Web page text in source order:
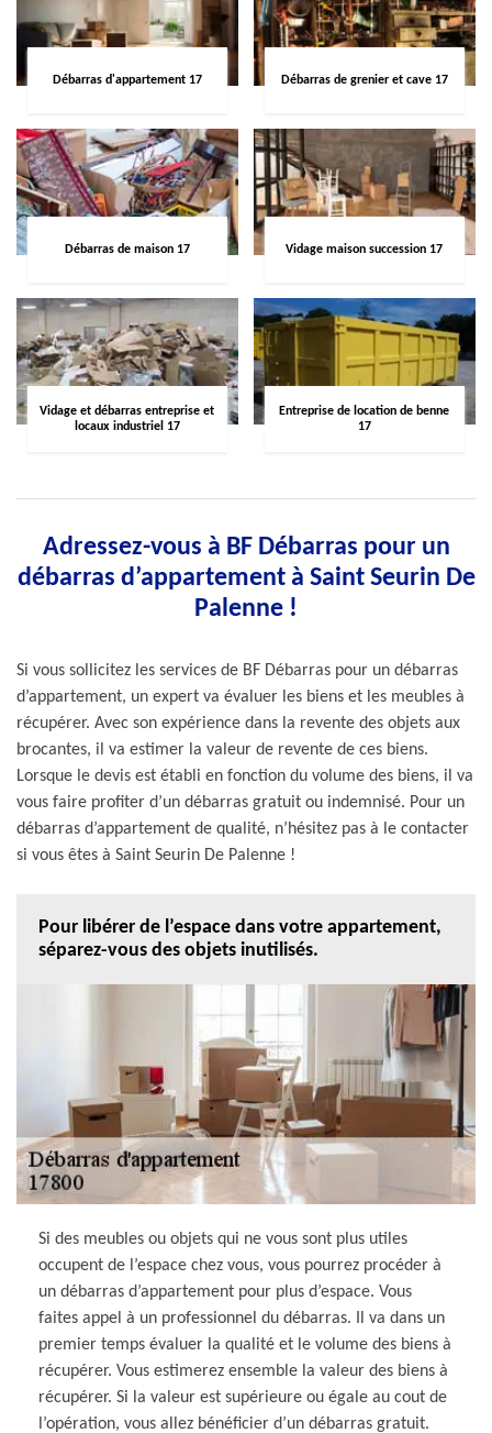
Débarras d'appartement 17 Débarras de grenier et cave 17
Débarras de maison 17 Vidage maison succession 17
Vidage et débarras entreprise et
locaux industriel 17
Entreprise de location de benne
17
Adressez-vous à BF Débarras pour un
débarras d’appartement à Saint Seurin De
Palenne !
Si vous sollicitez les services de BF Débarras pour un débarras
d’appartement, un expert va évaluer les biens et les meubles à
récupérer. Avec son expérience dans la revente des objets aux
brocantes, il va estimer la valeur de revente de ces biens.
Lorsque le devis est établi en fonction du volume des biens, il va
vous faire profiter d’un débarras gratuit ou indemnisé. Pour un
débarras d’appartement de qualité, n’hésitez pas à le contacter
si vous êtes à Saint Seurin De Palenne !
Pour libérer de l’espace dans votre appartement,
séparez-vous des objets inutilisés.
Si des meubles ou objets qui ne vous sont plus utiles
occupent de l’espace chez vous, vous pourrez procéder à
un débarras d’appartement pour plus d’espace. Vous
faites appel à un professionnel du débarras. Il va dans un
premier temps évaluer la qualité et le volume des biens à
récupérer. Vous estimerez ensemble la valeur des biens à
récupérer. Si la valeur est supérieure ou égale au cout de
l’opération, vous allez bénéficier d’un débarras gratuit.